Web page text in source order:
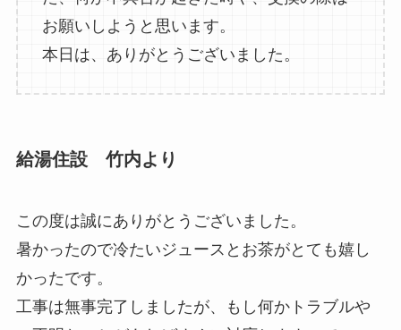
お願いしようと思います。
本日は、ありがとうございました。
給湯住設 竹内より
この度は誠にありがとうございました。
暑かったので冷たいジュースとお茶がとても嬉し
かったです。
工事は無事完了しましたが、もし何かトラブルや